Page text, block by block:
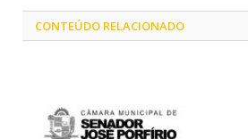
CONTEÚDO RELACIONADO